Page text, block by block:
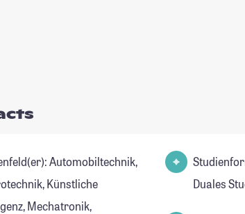
Automobiltechnik,
Künstliche
Mechatronik,
Duales